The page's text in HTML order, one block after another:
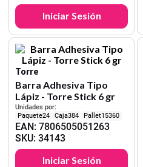
Iniciar Sesión
Torre
Barra Adhesiva Tipo
Lápiz - Torre Stick 6 gr
Unidades por:
24
384 15360
EAN:7806505051263
SKU:34143
Iniciar Sesión